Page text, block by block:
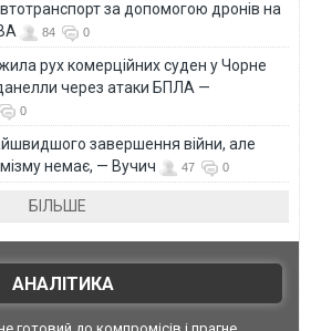
за допомогою дронів на
84 0
рух комерційних суден у Чорне
через атаки БПЛА —
0
завершення війни, але
немає, — Вучич
47 0
БІЛЬШЕ
АНАЛІТИКА